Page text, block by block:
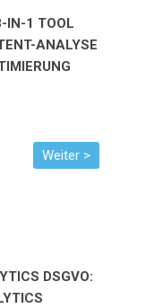
IN-1 TOOL
ANALYSE
DSGVO: